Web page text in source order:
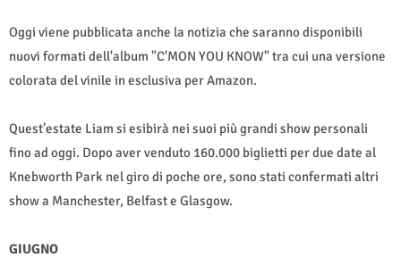
Oggi viene pubblicata anche la notizia che saranno disponibili
nuovi formati dell'album "C'MON YOU KNOW" tra cui una versione
colorata del vinile in esclusiva per Amazon.
Quest’estate Liam si esibirà nei suoi più grandi show personali
fino ad oggi. Dopo aver venduto 160.000 biglietti per due date al
Knebworth Park nel giro di poche ore, sono stati confermati altri
show a Manchester, Belfast e Glasgow.
GIUGNO